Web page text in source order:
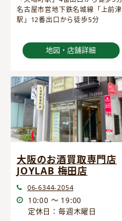
名古屋市営地下鉄名城線「上前津
駅」12番出口から徒歩5分
地図・店舗詳細
大阪のお酒買取専門店
JOYLAB 梅田店
06-6344-2054
10:00 ～ 19:00
定休日：毎週木曜日